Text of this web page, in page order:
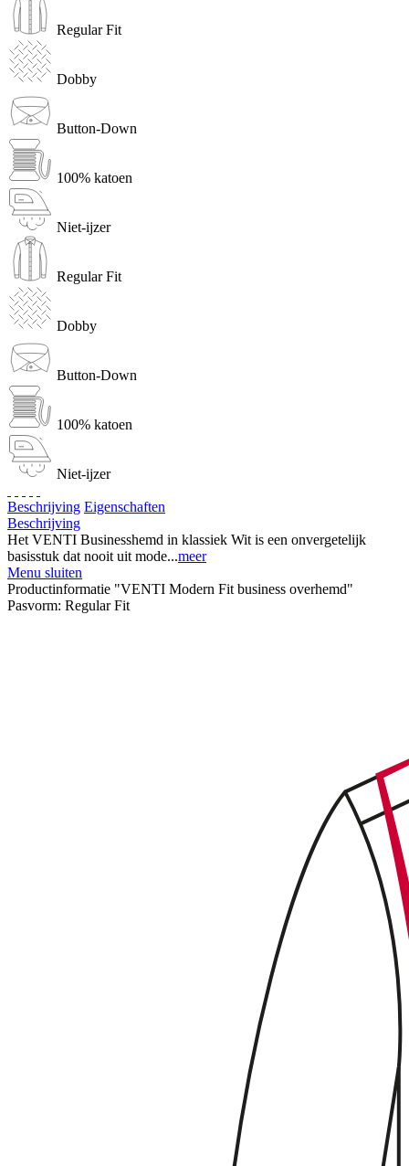
Regular Fit
Dobby
Button-Down
100% katoen
Niet-ijzer
Regular Fit
Dobby
Button-Down
100% katoen
Niet-ijzer
Beschrijving Eigenschaften
Beschrijving
Het VENTI Businesshemd in klassiek Wit is een onvergetelijk
basisstuk dat nooit uit mode...meer
Menu sluiten
Productinformatie "VENTI Modern Fit business overhemd"
Pasvorm: Regular Fit